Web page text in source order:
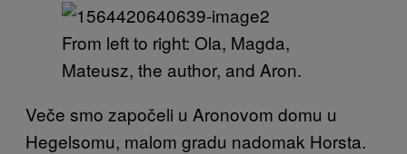
From left to right: Ola, Magda,
Mateusz, the author, and Aron.
Veče smo započeli u Aronovom domu u
Hegelsomu, malom gradu nadomak Horsta.